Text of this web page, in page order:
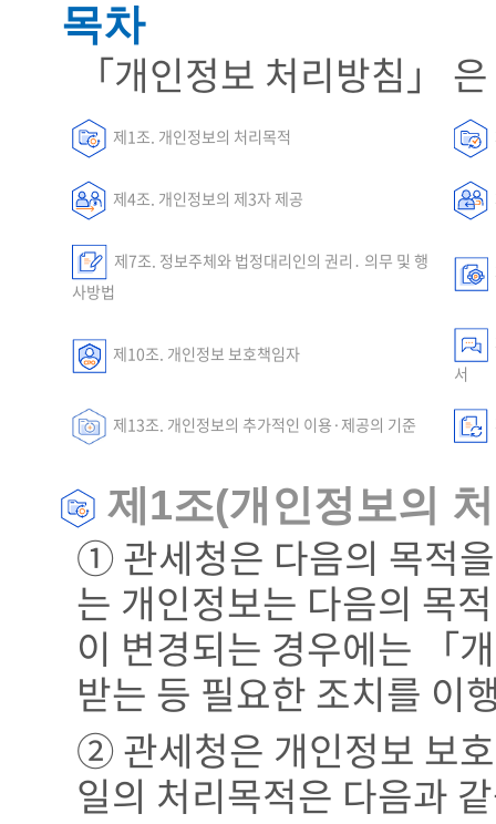
목차
「개인정보 처리방침」
제1조. 개인정보의 처리목적
제4조. 개인정보의 제3자 제공
제7조. 정보주체와 법정대리인의 권리․ 의무 및 행
사방법
제10조. 개인정보 보호책임자
서
제13조. 개인정보의 추가적인 이용·제공의 기준
제1조(개인정보의
① 관세청은 다음의 목적
는 개인정보는 다음의 목
이 변경되는 경우에는 「
받는 등 필요한 조치를 이
② 관세청은 개인정보 보
일의 처리목적은 다음과